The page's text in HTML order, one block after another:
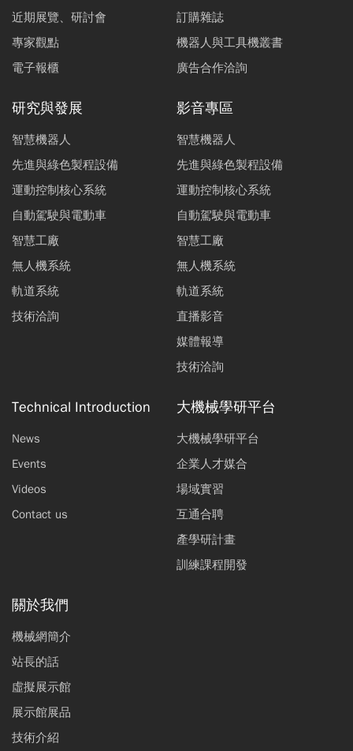
近期展覽、研討會
專家觀點
電子報櫃
訂購雜誌
機器人與工具機叢書
廣告合作洽詢
研究與發展
智慧機器人
先進與綠色製程設備
運動控制核心系統
自動駕駛與電動車
智慧工廠
無人機系統
軌道系統
技術洽詢
影音專區
智慧機器人
先進與綠色製程設備
運動控制核心系統
自動駕駛與電動車
智慧工廠
無人機系統
軌道系統
直播影音
媒體報導
技術洽詢
Technical Introduction
News
Events
Videos
Contact us
大機械學研平台
大機械學研平台
企業人才媒合
場域實習
互通合聘
產學研計畫
訓練課程開發
關於我們
機械網簡介
站長的話
虛擬展示館
展示館展品
技術介紹